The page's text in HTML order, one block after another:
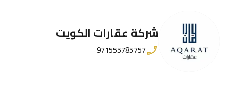
شركة عقارات الكويت
971555785757